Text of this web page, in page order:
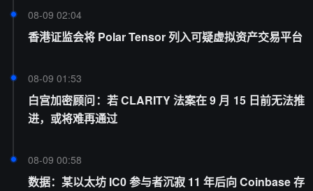
08-09 02:04
香港证监会将 Polar Tensor 列入可疑虚拟资产交易平台
08-09 01:53
白宫加密顾问：若 CLARITY 法案在 9 月 15 日前无法推
进，或将难再通过
08-09 00:58
数据：某以太坊 IC0 参与者沉寂 11 年后向 Coinbase 存